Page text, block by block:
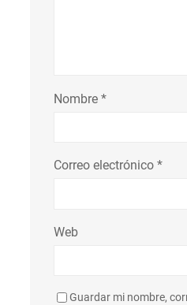
Nombre *
Correo electrónico *
Web
Guardar mi nombre,